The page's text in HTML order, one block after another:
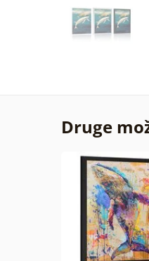
Druge